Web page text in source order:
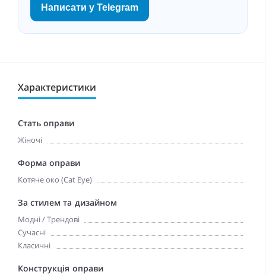
Написати у Telegram
Характеристики
Стать оправи
Жіночі
Форма оправи
Котяче око (Cat Eye)
За стилем та дизайном
Модні / Трендові
Сучасні
Класичні
Конструкція оправи